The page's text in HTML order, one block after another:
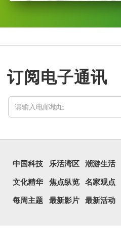
订阅电子通讯
中国科技 乐活湾区 潮游生活
文化精华 焦点纵览 名家观点
每周主题 最新影片 最新活动